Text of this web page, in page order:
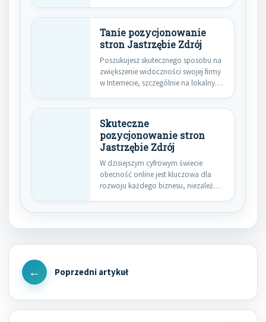
Tanie pozycjonowanie
stron Jastrzębie Zdrój
Poszukujesz skutecznego sposobu na
zwiększenie widoczności swojej firmy
w Internecie, szczególnie na lokalnym
Skuteczne
pozycjonowanie stron
Jastrzębie Zdrój
W dzisiejszym cyfrowym świecie
obecność online jest kluczowa dla
rozwoju każdego biznesu, niezależnie
Nawigacja
wpisu
Previous